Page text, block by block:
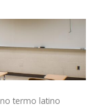
no termo latino